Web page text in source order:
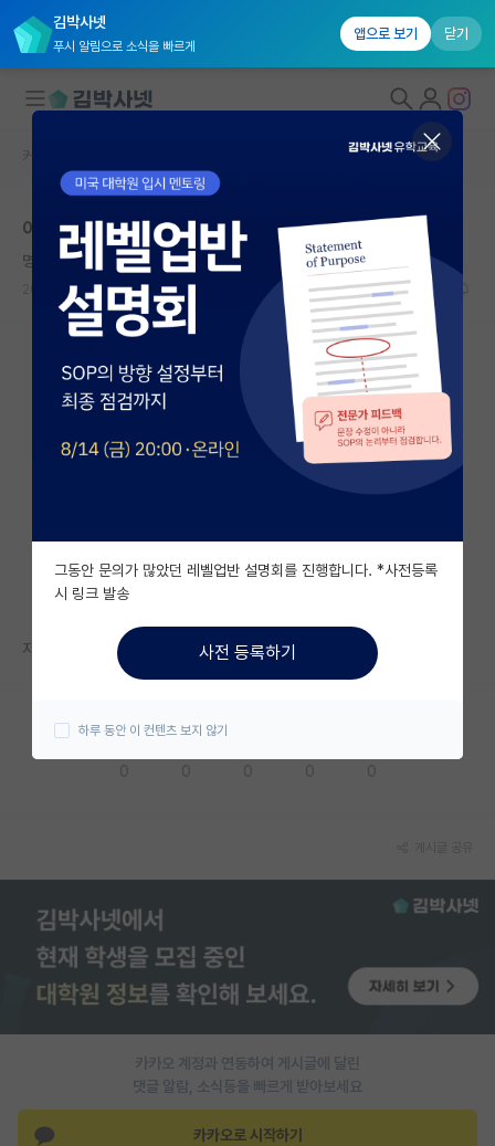
김박사넷
푸시 알림으로 소식을 빠르게
앱으로 보기 닫기
대학원생 모집
국내대학원 정보
연구실&오픈랩
커뮤니티
커뮤니티 홈
전체글보기
베스트 게시판
자유 게시판(아무개랩)
미국 유학 게시판
미국 대학원 합격 후기 게시판
대학원생 모집 게시판
연구실(PI) 홍보 게시판
취업 게시판
임용 후기 게시판
인문사회 계열 게시판
특수/전문대학원 게시판
커뮤니티 홈
이차전지면
명석한 토마스 홉스
2023.07.28 4 1547
지거국 랩실 석사졸 해도 취업잘댐? 배터리 삼사로
카카오 계정과 연동하여 게시글에 달린
댓글 알람, 소식등을 빠르게 받아보세요
카카오로 시작하기
그동안 문의가 많았던 레벨업반 설명회를 진행합니다. *사전등록
시 링크 발송
사전 등록하기
하루 동안 이 컨텐츠 보지 않기